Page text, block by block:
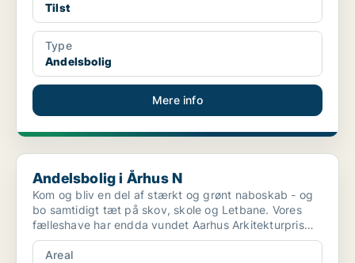
Tilst
Type
Andelsbolig
Mere info
Andelsbolig i Århus N
Andelsbolig i Århus N
Kom og bliv en del af stærkt og grønt naboskab - og
bo samtidigt tæt på skov, skole og Letbane. Vores
fælleshave har endda vundet Aarhus Arkitekturpris
2025 ...
Areal